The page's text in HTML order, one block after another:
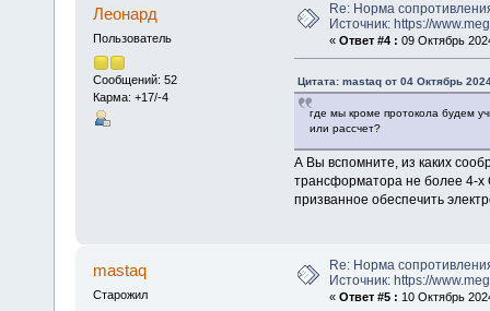
Леонард
Пользователь
Сообщений: 52
Карма: +17/-4
Re: Норма
Источник: https://
« Ответ #4 : 09 Октябрь
Цитата: mastaq от 04 Октябрь
где мы кроме протокола будем
или рассчет?
А Вы вспомните, из каких
трансформатора не более 4-х
призванное обеспечить
mastaq
Старожил
Re: Норма
Источник: https://
« Ответ #5 : 10 Октябрь